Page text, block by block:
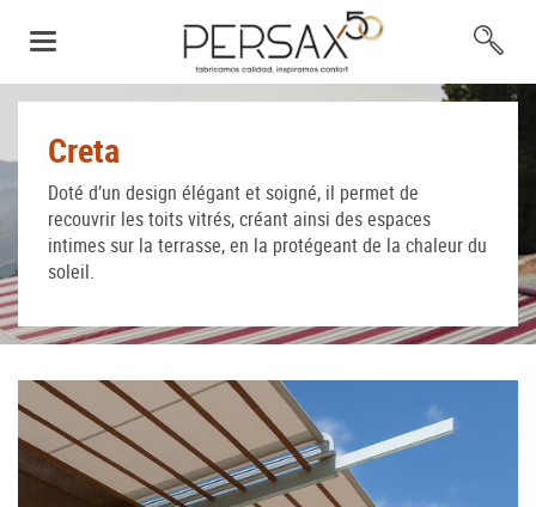
Creta
Doté d’un design élégant et soigné, il permet de
recouvrir les toits vitrés, créant ainsi des espaces
intimes sur la terrasse, en la protégeant de la chaleur du
soleil.